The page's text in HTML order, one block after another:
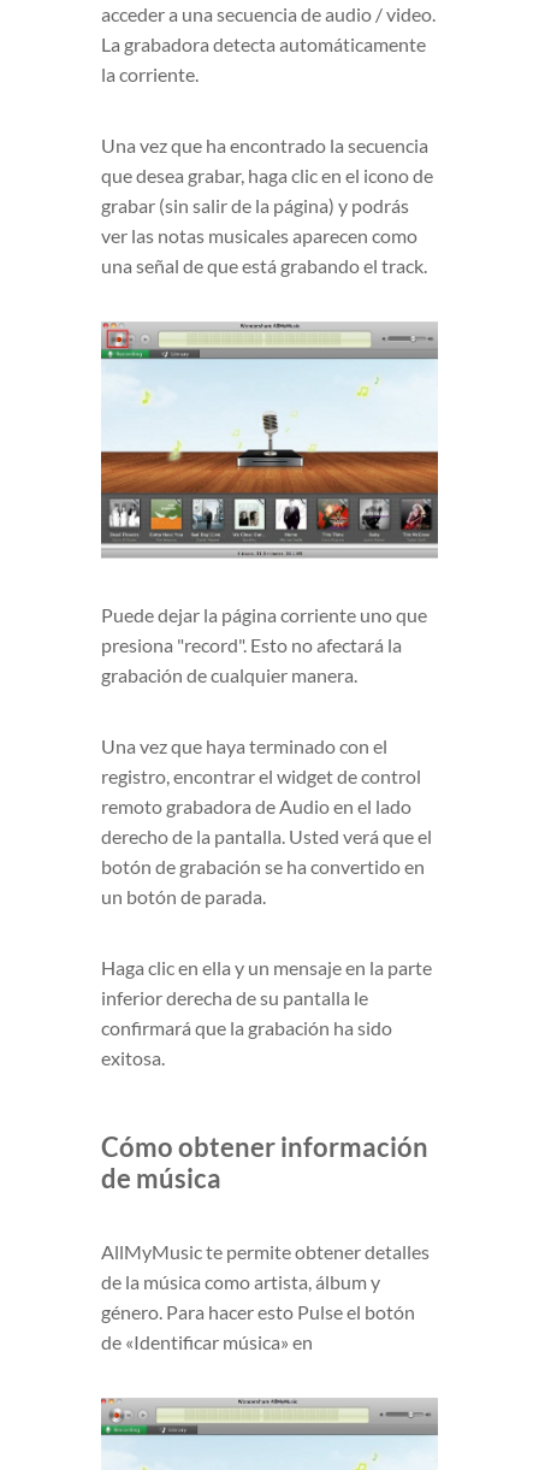
acceder a una secuencia de audio / video.
La grabadora detecta automáticamente
la corriente.
Una vez que ha encontrado la secuencia
que desea grabar, haga clic en el icono de
grabar (sin salir de la página) y podrás
ver las notas musicales aparecen como
una señal de que está grabando el track.
Puede dejar la página corriente uno que
presiona "record". Esto no afectará la
grabación de cualquier manera.
Una vez que haya terminado con el
registro, encontrar el widget de control
remoto grabadora de Audio en el lado
derecho de la pantalla. Usted verá que el
botón de grabación se ha convertido en
un botón de parada.
Haga clic en ella y un mensaje en la parte
inferior derecha de su pantalla le
confirmará que la grabación ha sido
exitosa.
Cómo obtener información
de música
AllMyMusic te permite obtener detalles
de la música como artista, álbum y
género. Para hacer esto Pulse el botón
de «Identificar música» en